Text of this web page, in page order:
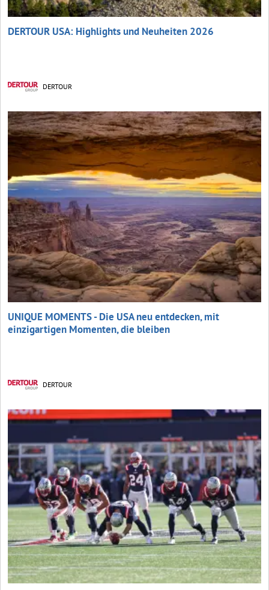
DERTOUR USA: Highlights und Neuheiten 2026
DERTOUR
UNIQUE MOMENTS - Die USA neu entdecken, mit
einzigartigen Momenten, die bleiben
DERTOUR